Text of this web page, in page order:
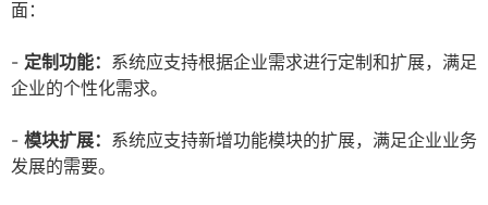
面：
- 定制功能： 系统应支持根据企业需求进行定制和扩展，满足
企业的个性化需求。
- 模块扩展： 系统应支持新增功能模块的扩展，满足企业业务
发展的需要。